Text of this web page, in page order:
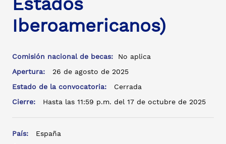
Iberoamericanos)
Comisión nacional de becas: No aplica
Apertura:
26 de agosto de 2025
Estado de la convocatoria:
Cerrada
Cierre:
Hasta las 11:59 p.m. del 17 de octubre de 2025
País:
España